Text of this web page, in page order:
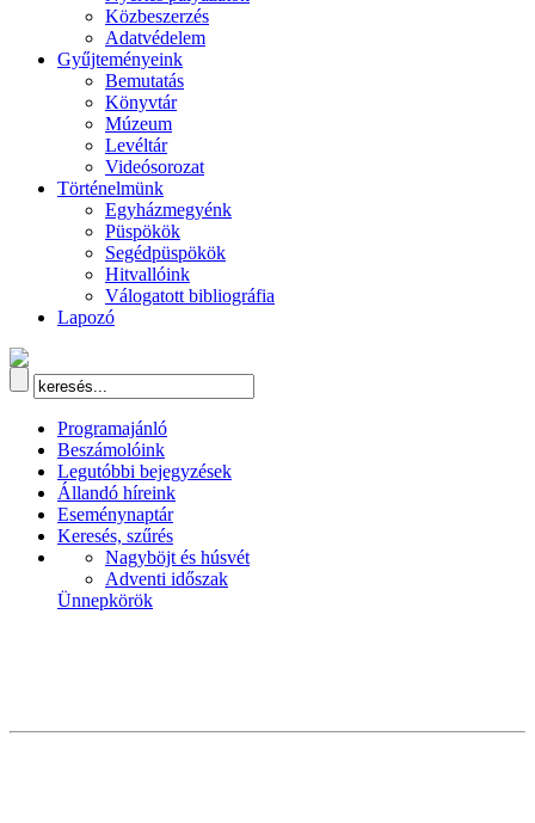
Közbeszerzés
Adatvédelem
Gyűjteményeink
Bemutatás
Könyvtár
Múzeum
Levéltár
Videósorozat
Történelmünk
Egyházmegyénk
Püspökök
Segédpüspökök
Hitvallóink
Válogatott bibliográfia
Lapozó
Programajánló
Beszámolóink
Legutóbbi bejegyzések
Állandó híreink
Eseménynaptár
Keresés, szűrés
Nagyböjt és húsvét
Adventi időszak
Ünnepkörök